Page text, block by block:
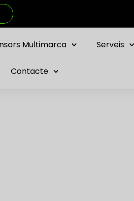
Multimarca Serveis
Contacte